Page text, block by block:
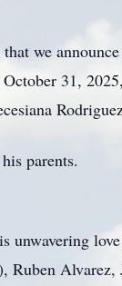
we
31,
parents.
unwavering
Ruben